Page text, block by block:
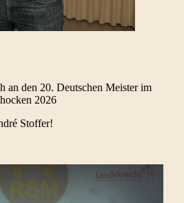
an den 20. Deutschen Meister im
2026
Stoffer!